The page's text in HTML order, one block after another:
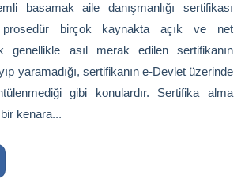
basamak aile danışmanlığı sertifikası
prosedür birçok kaynakta açık ve net
genellikle asıl merak edilen sertifikanın
yaramadığı, sertifikanın e-Devlet üzerinde
gibi konulardır. Sertifika alma
kenara...